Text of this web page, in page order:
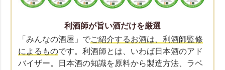
利酒師が旨い酒だけを厳選
「みんなの酒屋」でご紹介するお酒は、利酒師監修
によるものです。利酒師とは、いわば日本酒のアド
バイザー。日本酒の知識を原料から製造方法、ラベ